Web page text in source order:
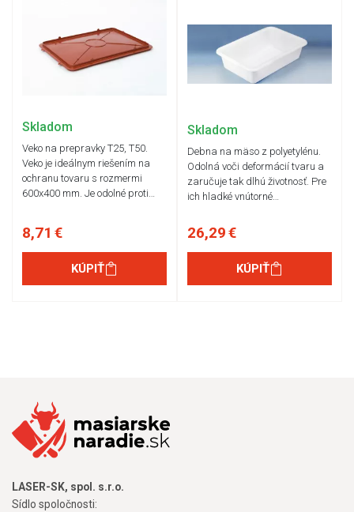
Skladom
Veko na prepravky T25, T50.
Veko je ideálnym riešením na
ochranu tovaru s rozmermi
600x400 mm. Je odolné proti…
8,71 €
KÚPIŤ
Skladom
Debna na mäso z polyetylénu.
Odolná voči deformácií tvaru a
zaručuje tak dlhú životnosť. Pre
ich hladké vnútorné…
26,29 €
KÚPIŤ
LASER-SK, spol. s.r.o.
Sídlo spoločnosti: